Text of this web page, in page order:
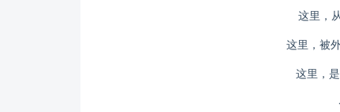
这里，
这里，被
这里，